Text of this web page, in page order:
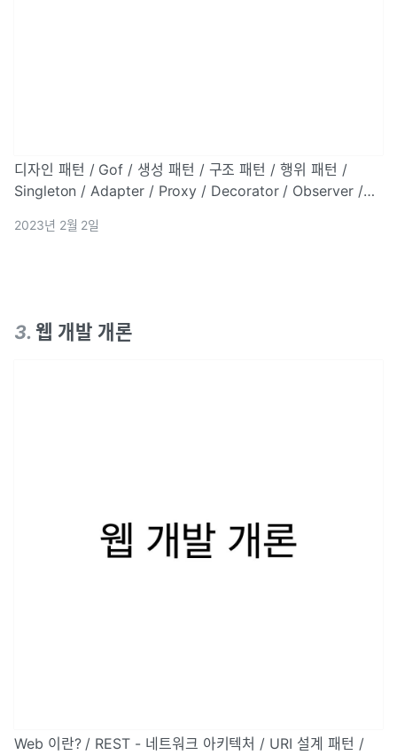
디자인 패턴 / Gof / 생성 패턴 / 구조 패턴 / 행위 패턴 /
Singleton / Adapter / Proxy / Decorator / Observer /
2023년 2월 2일
3. 웹 개발 개론
Web 이란? / REST - 네트워크 아키텍처 / URI 설계 패턴 /